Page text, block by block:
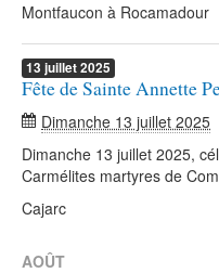
Montfaucon à Rocamadour
13 juillet2025
Fête de Sainte Annette
Dimanche 13 juillet 2025
Dimanche 13 juillet 2025,
Carmélites martyres de
Cajarc
AOÛT